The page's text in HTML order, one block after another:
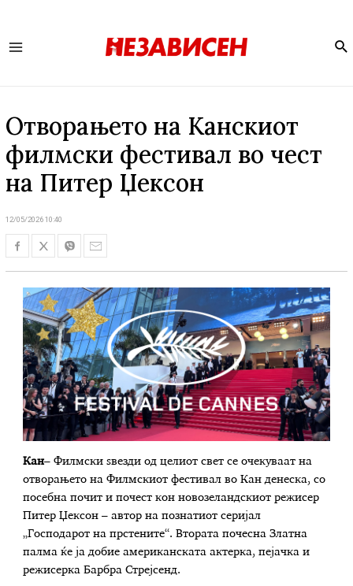
Отворањето на Канскиот
филмски фестивал во чест
на Питер Џексон
12/05/2026 10:40
Кан– Филмски ѕвезди од целиот свет се очекуваат на
отворањето на Филмскиот фестивал во Кан денеска, со
посебна почит и почест кон новозеландскиот режисер
Питер Џексон – автор на познатиот серијал
„Господарот на прстените“. Втората почесна Златна
палма ќе ја добие американската актерка, пејачка и
режисерка Барбра Стрејсенд.